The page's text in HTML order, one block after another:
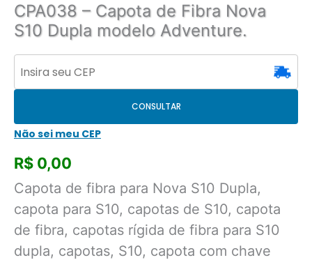
CPA038 – Capota de Fibra Nova
S10 Dupla modelo Adventure.
CONSULTAR
Não sei meu CEP
R$ 0,00
Capota de fibra para Nova S10 Dupla,
capota para S10, capotas de S10, capota
de fibra, capotas rígida de fibra para S10
dupla, capotas, S10, capota com chave